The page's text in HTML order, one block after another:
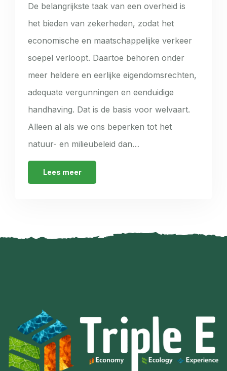
De belangrijkste taak van een overheid is
het bieden van zekerheden, zodat het
economische en maatschappelijke verkeer
soepel verloopt. Daartoe behoren onder
meer heldere en eerlijke eigendomsrechten,
adequate vergunningen en eenduidige
handhaving. Dat is de basis voor welvaart.
Alleen al als we ons beperken tot het
natuur- en milieubeleid dan…
Lees meer